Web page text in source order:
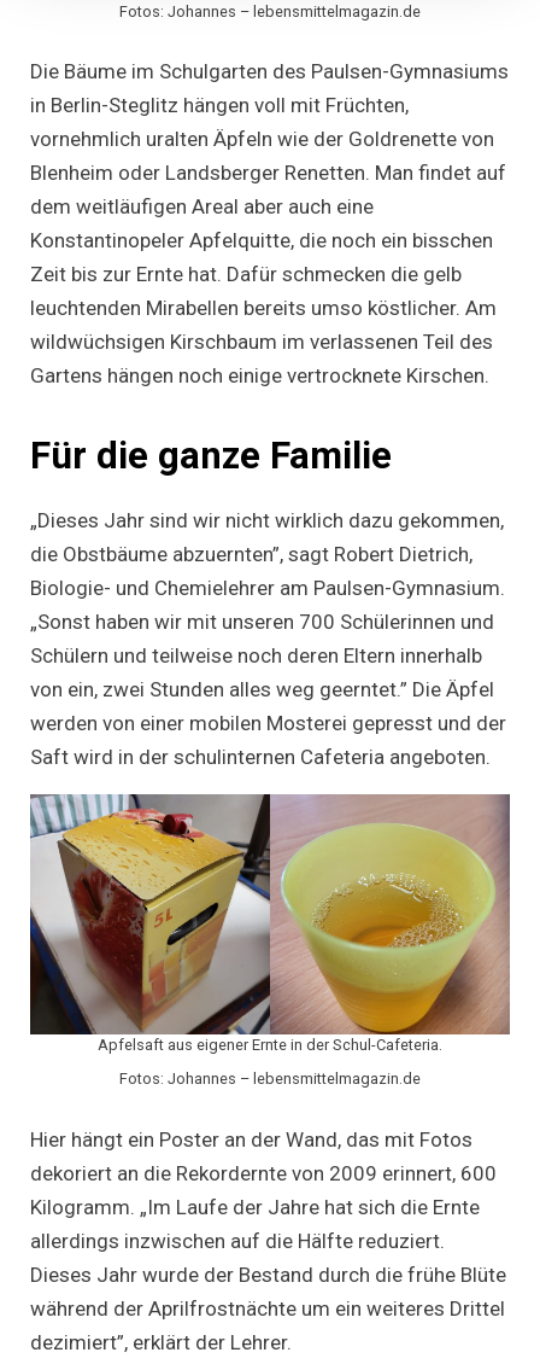
Fotos: Johannes – lebensmittelmagazin.de
Die Bäume im Schulgarten des Paulsen-Gymnasiums
in Berlin-Steglitz hängen voll mit Früchten,
vornehmlich uralten Äpfeln wie der Goldrenette von
Blenheim oder Landsberger Renetten. Man findet auf
dem weitläufigen Areal aber auch eine
Konstantinopeler Apfelquitte, die noch ein bisschen
Zeit bis zur Ernte hat. Dafür schmecken die gelb
leuchtenden Mirabellen bereits umso köstlicher. Am
wildwüchsigen Kirschbaum im verlassenen Teil des
Gartens hängen noch einige vertrocknete Kirschen.
Für die ganze Familie
„Dieses Jahr sind wir nicht wirklich dazu gekommen,
die Obstbäume abzuernten”, sagt Robert Dietrich,
Biologie- und Chemielehrer am Paulsen-Gymnasium.
„Sonst haben wir mit unseren 700 Schülerinnen und
Schülern und teilweise noch deren Eltern innerhalb
von ein, zwei Stunden alles weg geerntet.” Die Äpfel
werden von einer mobilen Mosterei gepresst und der
Saft wird in der schulinternen Cafeteria angeboten.
Apfelsaft aus eigener Ernte in der Schul-Cafeteria.
Fotos: Johannes – lebensmittelmagazin.de
Hier hängt ein Poster an der Wand, das mit Fotos
dekoriert an die Rekordernte von 2009 erinnert, 600
Kilogramm. „Im Laufe der Jahre hat sich die Ernte
allerdings inzwischen auf die Hälfte reduziert.
Dieses Jahr wurde der Bestand durch die frühe Blüte
während der Aprilfrostnächte um ein weiteres Drittel
dezimiert”, erklärt der Lehrer.